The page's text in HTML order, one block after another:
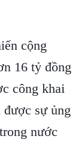
cộng
16 tỷ đồng
công khai
sự ủng
nước